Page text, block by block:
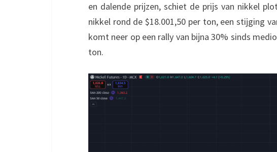
en dalende prijzen, schiet de prijs van nikkel
nikkel rond de $18.001,50 per ton, een stijging
komt neer op een rally van bijna 30% sinds
ton.